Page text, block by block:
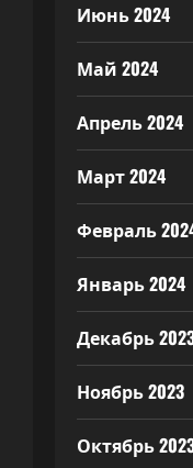
Июнь 2024
Май 2024
Апрель 2024
Март 2024
Февраль
Январь 2024
Декабрь
Ноябрь 2023
Октябрь